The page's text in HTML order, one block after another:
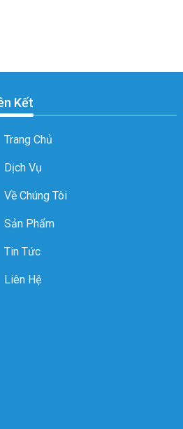
Kết
Trang Chủ
Dịch Vụ
Về Chúng Tôi
Sản Phẩm
Tin Tức
Liên Hệ